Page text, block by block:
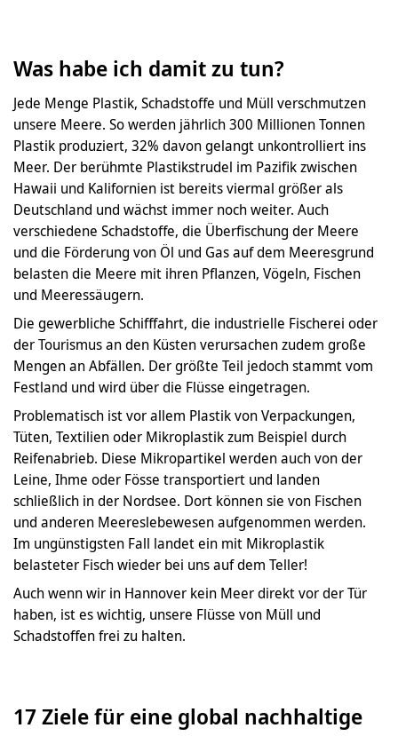
Was habe ich damit zu tun?
Jede Menge Plastik, Schadstoffe und Müll verschmutzen
unsere Meere. So werden jährlich 300 Millionen Tonnen
Plastik produziert, 32% davon gelangt unkontrolliert ins
Meer. Der berühmte Plastikstrudel im Pazifik zwischen
Hawaii und Kalifornien ist bereits viermal größer als
Deutschland und wächst immer noch weiter. Auch
verschiedene Schadstoffe, die Überfischung der Meere
und die Förderung von Öl und Gas auf dem Meeresgrund
belasten die Meere mit ihren Pflanzen, Vögeln, Fischen
und Meeressäugern.
Die gewerbliche Schifffahrt, die industrielle Fischerei oder
der Tourismus an den Küsten verursachen zudem große
Mengen an Abfällen. Der größte Teil jedoch stammt vom
Festland und wird über die Flüsse eingetragen.
Problematisch ist vor allem Plastik von Verpackungen,
Tüten, Textilien oder Mikroplastik zum Beispiel durch
Reifenabrieb. Diese Mikropartikel werden auch von der
Leine, Ihme oder Fösse transportiert und landen
schließlich in der Nordsee. Dort können sie von Fischen
und anderen Meereslebewesen aufgenommen werden.
Im ungünstigsten Fall landet ein mit Mikroplastik
belasteter Fisch wieder bei uns auf dem Teller!
Auch wenn wir in Hannover kein Meer direkt vor der Tür
haben, ist es wichtig, unsere Flüsse von Müll und
Schadstoffen frei zu halten.
17 Ziele für eine global nachhaltige